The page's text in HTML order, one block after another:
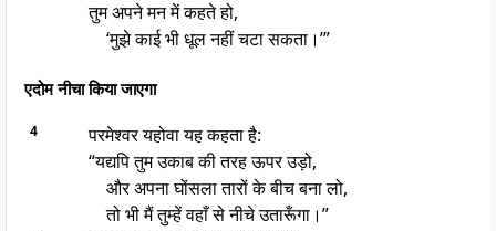
तुम अपने मन में कहते हो,
‘मुझे काई भी धूल नहीं चटा सकता।’”
एदोम नीचा किया जाएगा
4
परमेश्वर यहोवा यह कहता है:
“यद्यपि तुम उकाब की तरह ऊपर उड़ो,
और अपना घोंसला तारों के बीच बना लो,
तो भी मैं तुम्हें वहाँ से नीचे उतारूँगा।”